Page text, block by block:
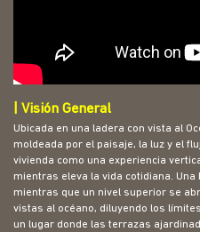
Visión General
Ubicada en una ladera con vista al
moldeada por el paisaje, la luz y el
vivienda como una experiencia
mientras eleva la vida cotidiana.
mientras que un nivel superior se
vistas al océano, diluyendo los
un lugar donde las terrazas